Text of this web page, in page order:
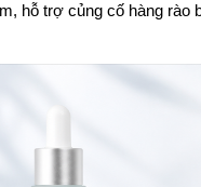
hỗ trợ củng cố hàng